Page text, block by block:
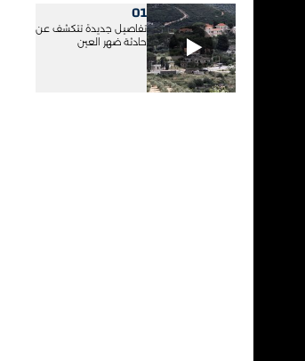
01
تفاصيل جديدة تتكشف عن
حادثة ضهر العين